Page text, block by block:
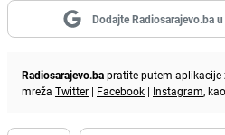
Dodajte Radiosarajevo.ba
Radiosarajevo.bapratite putem aplikacije
mreža Twitter | Facebook | Instagram,